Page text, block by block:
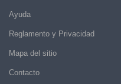
Ayuda
Reglamento y Privacidad
Mapa del sitio
Contacto